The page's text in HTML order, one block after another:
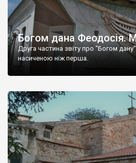
Богом дана Феодосія.
Друга частина звіту про "Богом
насиченою ніж перша.